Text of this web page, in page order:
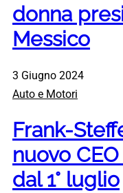
donna
Messico
3 Giugno 2024
Auto e Motori
Frank-
nuovo
dal 1° luglio